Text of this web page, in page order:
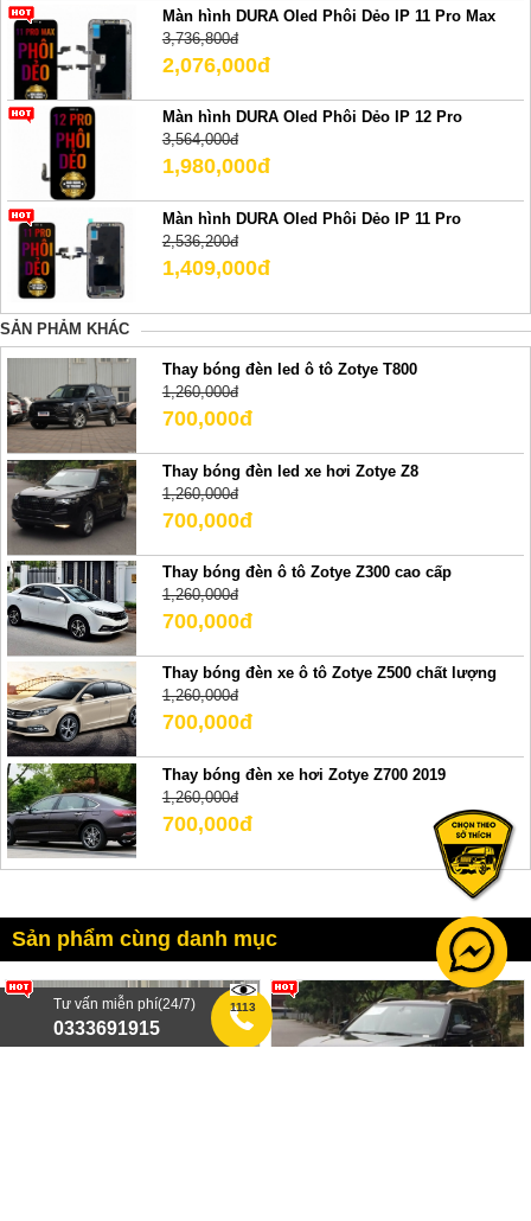
Màn hình DURA Oled Phôi Dẻo IP 11 Pro Max
3,736,800đ
2,076,000đ
Màn hình DURA Oled Phôi Dẻo IP 12 Pro
3,564,000đ
1,980,000đ
Màn hình DURA Oled Phôi Dẻo IP 11 Pro
2,536,200đ
1,409,000đ
SẢN PHẢM KHÁC
Thay bóng đèn led ô tô Zotye T800
1,260,000đ
700,000đ
Thay bóng đèn led xe hơi Zotye Z8
1,260,000đ
700,000đ
Thay bóng đèn ô tô Zotye Z300 cao cấp
1,260,000đ
700,000đ
Thay bóng đèn xe ô tô Zotye Z500 chất lượng
1,260,000đ
700,000đ
Thay bóng đèn xe hơi Zotye Z700 2019
1,260,000đ
700,000đ
Sản phẩm cùng danh mục
1113
Tư vấn miễn phí(24/7)
0333691915